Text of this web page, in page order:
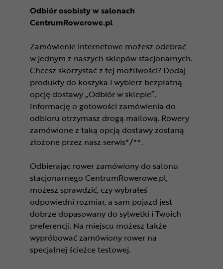
Odbiór osobisty w salonach
CentrumRowerowe.pl
Zamówienie internetowe możesz odebrać
w jednym z naszych sklepów stacjonarnych.
Chcesz skorzystać z tej możliwości? Dodaj
produkty do koszyka i wybierz bezpłatną
opcję dostawy „Odbiór w sklepie”.
Informację o gotowości zamówienia do
odbioru otrzymasz drogą mailową. Rowery
zamówione z taką opcją dostawy zostaną
złożone przez nasz serwis*/**.
Odbierając rower zamówiony do salonu
stacjonarnego CentrumRowerowe.pl,
możesz sprawdzić, czy wybrałeś
odpowiedni rozmiar, a sam pojazd jest
dobrze dopasowany do sylwetki i Twoich
preferencji. Na miejscu możesz także
wypróbować zamówiony rower na
specjalnej ścieżce testowej.